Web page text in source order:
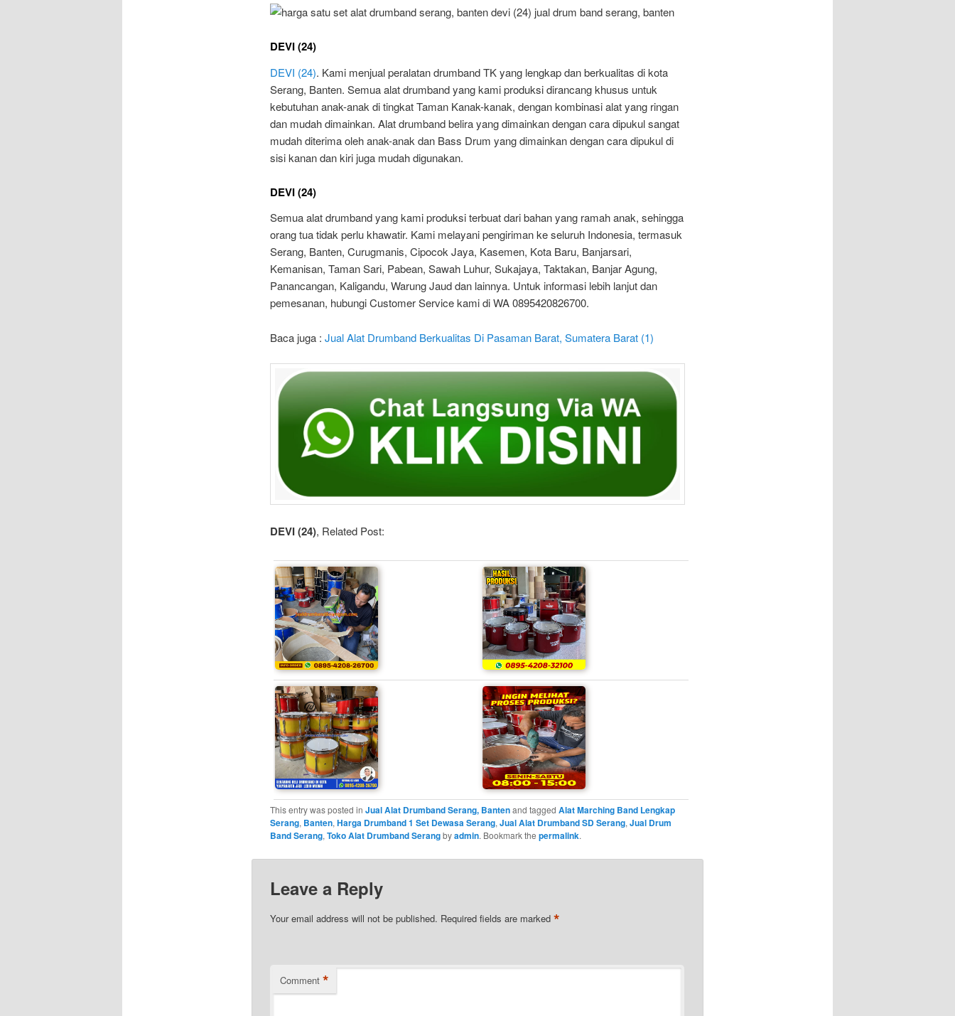
DEVI (24)
DEVI (24). Kami menjual peralatan drumband TK yang lengkap dan berkualitas di kota
Serang, Banten. Semua alat drumband yang kami produksi dirancang khusus untuk
kebutuhan anak-anak di tingkat Taman Kanak-kanak, dengan kombinasi alat yang ringan
dan mudah dimainkan. Alat drumband belira yang dimainkan dengan cara dipukul sangat
mudah diterima oleh anak-anak dan Bass Drum yang dimainkan dengan cara dipukul di
sisi kanan dan kiri juga mudah digunakan.
DEVI (24)
Semua alat drumband yang kami produksi terbuat dari bahan yang ramah anak, sehingga
orang tua tidak perlu khawatir. Kami melayani pengiriman ke seluruh Indonesia, termasuk
Serang, Banten, Curugmanis, Cipocok Jaya, Kasemen, Kota Baru, Banjarsari,
Kemanisan, Taman Sari, Pabean, Sawah Luhur, Sukajaya, Taktakan, Banjar Agung,
Panancangan, Kaligandu, Warung Jaud dan lainnya. Untuk informasi lebih lanjut dan
pemesanan, hubungi Customer Service kami di WA 0895420826700.
Baca juga : Jual Alat Drumband Berkualitas Di Pasaman Barat, Sumatera Barat (1)
DEVI (24), Related Post:
This entry was posted in Jual Alat Drumband Serang, Bantenand tagged Alat Marching Band Lengkap
Serang, Banten, Harga Drumband 1 Set Dewasa Serang, Jual Alat Drumband SD Serang, Jual Drum
Band Serang, Toko Alat Drumband Serangbyadmin. Bookmark the permalink.
Leave a Reply
Your email address will not be published. Required fields are marked *
Comment *